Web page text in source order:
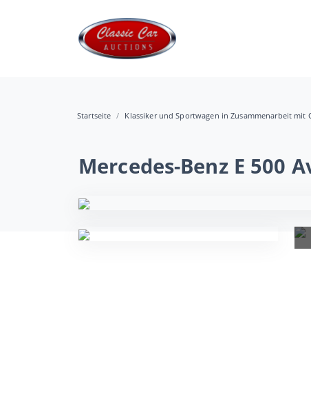
Startseite Klassiker und Sportwagen in Zusammenarbeit mit
Mercedes-Benz E 500